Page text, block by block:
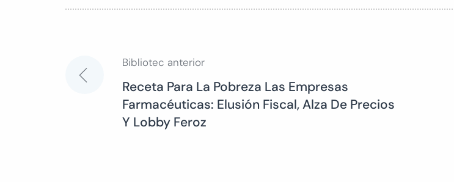
Navegación
Bibliotec anterior
Receta Para La Pobreza Las Empresas
Farmacéuticas: Elusión Fiscal, Alza De Precios
Y Lobby Feroz